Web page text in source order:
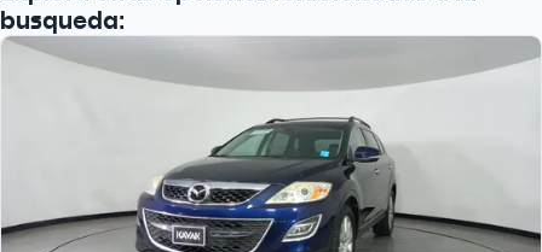
busqueda: